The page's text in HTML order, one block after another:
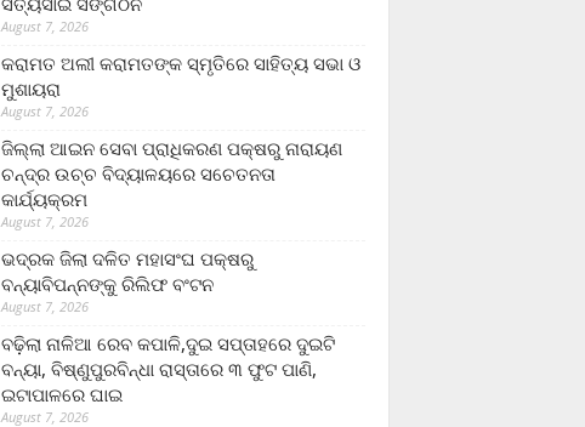
August 7, 2026
କରାମତ ଅଲୀ କରାମତଙ୍କ ସ୍ମୃତିରେ ସାହିତ୍ୟ ସଭା ଓ
ମୁଶାୟରା
August 7, 2026
ଜିଲ୍ଲା ଆଇନ ସେବା ପ୍ରାଧିକରଣ ପକ୍ଷରୁ ନାରାୟଣ
ଚନ୍ଦ୍ର ଉଚ୍ଚ ବିଦ୍ୟାଳୟରେ ସଚେତନତା
କାର୍ଯ୍ୟକ୍ରମ
August 7, 2026
ଭଦ୍ରକ ଜିଲା ଦଳିତ ମହାସଂଘ ପକ୍ଷରୁ
ବନ୍ୟାବିପନ୍ନଙ୍କୁ ରିଲିଫ ବଂଟନ
August 7, 2026
ବଢ଼ିଲା ନାଳିଆ ରେବ କପାଳି,ଦୁଇ ସପ୍ତାହରେ ଦୁଇଟି
ବନ୍ୟା, ବିଷ୍ଣୁପୁରବିନ୍ଧା ରାସ୍ତାରେ ୩ ଫୁଟ ପାଣି,
ଇଟାପାଳରେ ଘାଇ
August 7, 2026